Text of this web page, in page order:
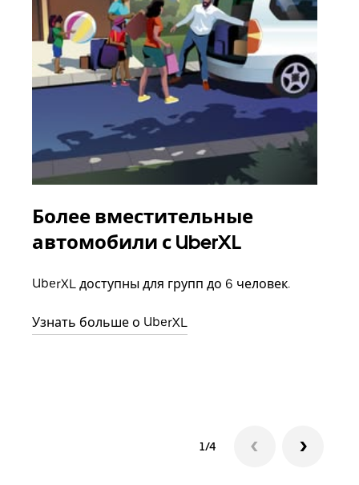
Более вместительные
автомобили с UberXL
UberXL доступны для групп до 6 человек.
Узнать больше о UberXL
1/4